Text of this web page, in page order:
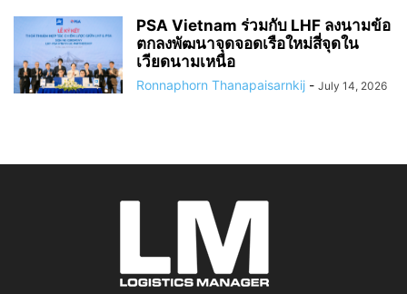
PSA Vietnam ร่วมกับ LHF ลงนามข้อ
ตกลงพัฒนาจุดจอดเรือใหม่สี่จุดใน
เวียดนามเหนือ
Ronnaphorn Thanapaisarnkij - July 14, 2026